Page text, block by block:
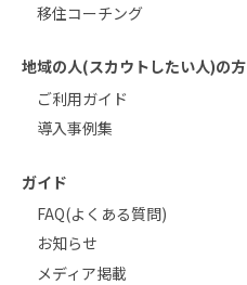
移住コーチング
地域の人(スカウトしたい人)の方
ご利用ガイド
導入事例集
ガイド
FAQ(よくある質問)
お知らせ
メディア掲載